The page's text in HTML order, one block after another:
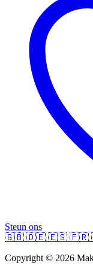
Steun ons
🇬🇧 🇩🇪 🇪🇸 🇫🇷
Copyright © 2026